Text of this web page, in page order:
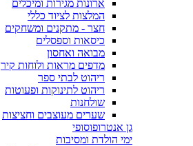
ארונות מגירות ומיכלים
המלצות לציוד כללי
חצר - מתקנים ומשחקים
כיסאות וספסלים
מבואה ואחסון
מדפים מראות ולוחות קיר
ריהוט לבתי ספר
ריהוט לתינוקות ופעוטות
שולחנות
שערים מעוצבים וחציצות
גן אנטרופוסופי
ימי הולדת ומסיבות